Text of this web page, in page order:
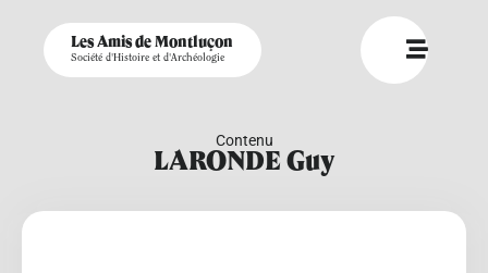
Les Amis de Montluçon
Société d'Histoire et d'Archéologie
Contenu
LARONDE Guy